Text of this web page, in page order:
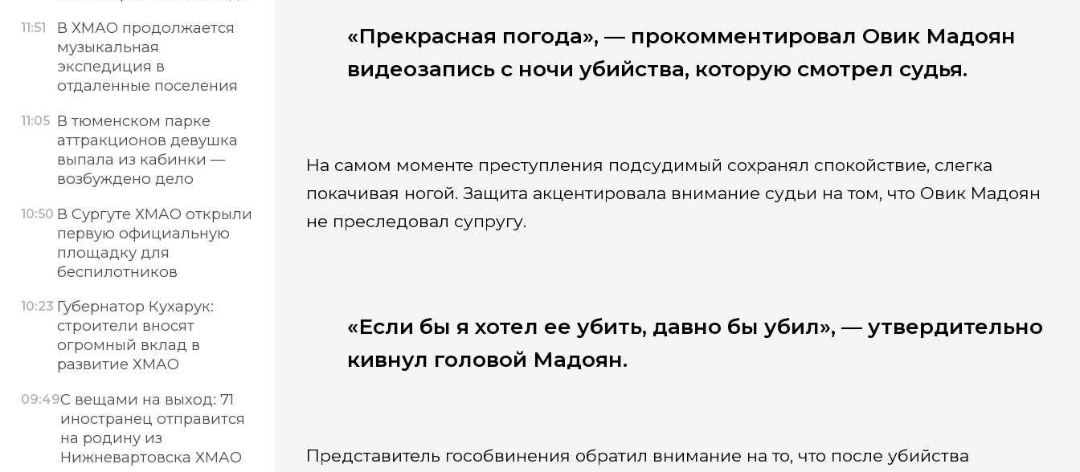
«Прекрасная погода», — прокомментировал Овик Мадоян
видеозапись с ночи убийства, которую смотрел судья.
На самом моменте преступления подсудимый сохранял спокойствие, слегка
покачивая ногой. Защита акцентировала внимание судьи на том, что Овик Мадоян
не преследовал супругу.
«Если бы я хотел ее убить, давно бы убил», — утвердительно
кивнул головой Мадоян.
Представитель гособвинения обратил внимание на то, что после убийства
11:51
В ХМАО продолжается
музыкальная
экспедиция в
отдаленные поселения
11:05 В тюменском парке
аттракционов девушка
выпала из кабинки —
возбуждено дело
10:50 В Сургуте ХМАО открыли
первую официальную
площадку для
беспилотников
10:23 Губернатор Кухарук:
строители вносят
огромный вклад в
развитие ХМАО
09:49С вещами на выход: 71
иностранец отправится
на родину из
Нижневартовска ХМАО